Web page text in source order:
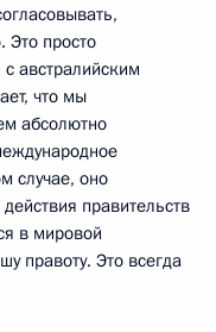
Это просто
с австралийским
что мы
абсолютно
случае, оно
правительств
в мировой
правоту. Это всегда